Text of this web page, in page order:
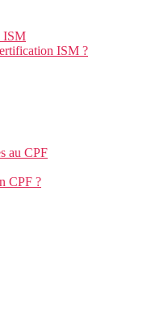
ISM
ISM ?
au CPF
CPF ?